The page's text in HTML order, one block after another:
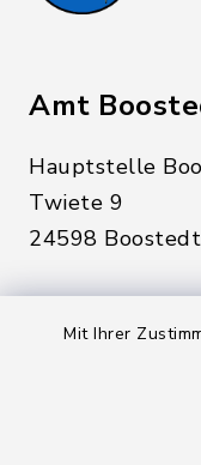
Mit Ihrer
Amt
Hauptstelle
Twiete 9
24598 Boostedt
Montag,